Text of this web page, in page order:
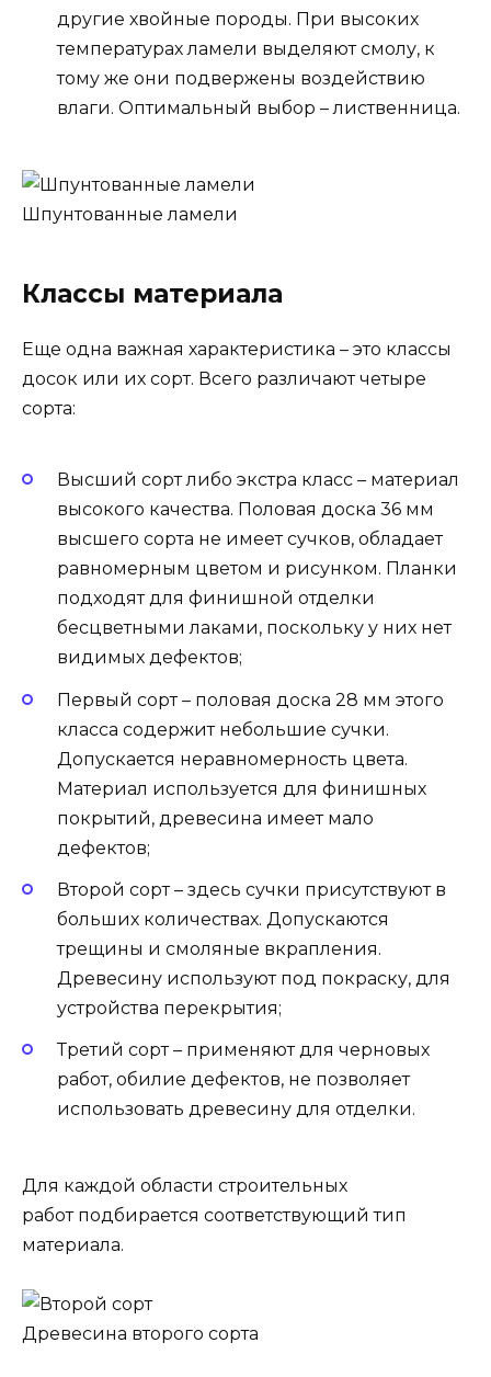
другие хвойные породы. При высоких
температурах ламели выделяют смолу, к
тому же они подвержены воздействию
влаги. Оптимальный выбор – лиственница.
Шпунтованные ламели
Классы материала
Еще одна важная характеристика – это классы
досок или их сорт. Всего различают четыре
сорта:
Высший сорт либо экстра класс – материал
высокого качества. Половая доска 36 мм
высшего сорта не имеет сучков, обладает
равномерным цветом и рисунком. Планки
подходят для финишной отделки
бесцветными лаками, поскольку у них нет
видимых дефектов;
Первый сорт – половая доска 28 мм этого
класса содержит небольшие сучки.
Допускается неравномерность цвета.
Материал используется для финишных
покрытий, древесина имеет мало
дефектов;
Второй сорт – здесь сучки присутствуют в
больших количествах. Допускаются
трещины и смоляные вкрапления.
Древесину используют под покраску, для
устройства перекрытия;
Третий сорт – применяют для черновых
работ, обилие дефектов, не позволяет
использовать древесину для отделки.
Для каждой области строительных
работ подбирается соответствующий тип
материала.
Древесина второго сорта